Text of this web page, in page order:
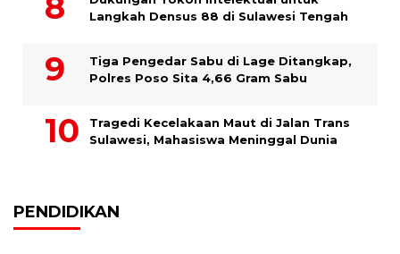
Langkah Densus 88 di Sulawesi Tengah
Tiga Pengedar Sabu di Lage Ditangkap,
Polres Poso Sita 4,66 Gram Sabu
Tragedi Kecelakaan Maut di Jalan Trans
Sulawesi, Mahasiswa Meninggal Dunia
PENDIDIKAN